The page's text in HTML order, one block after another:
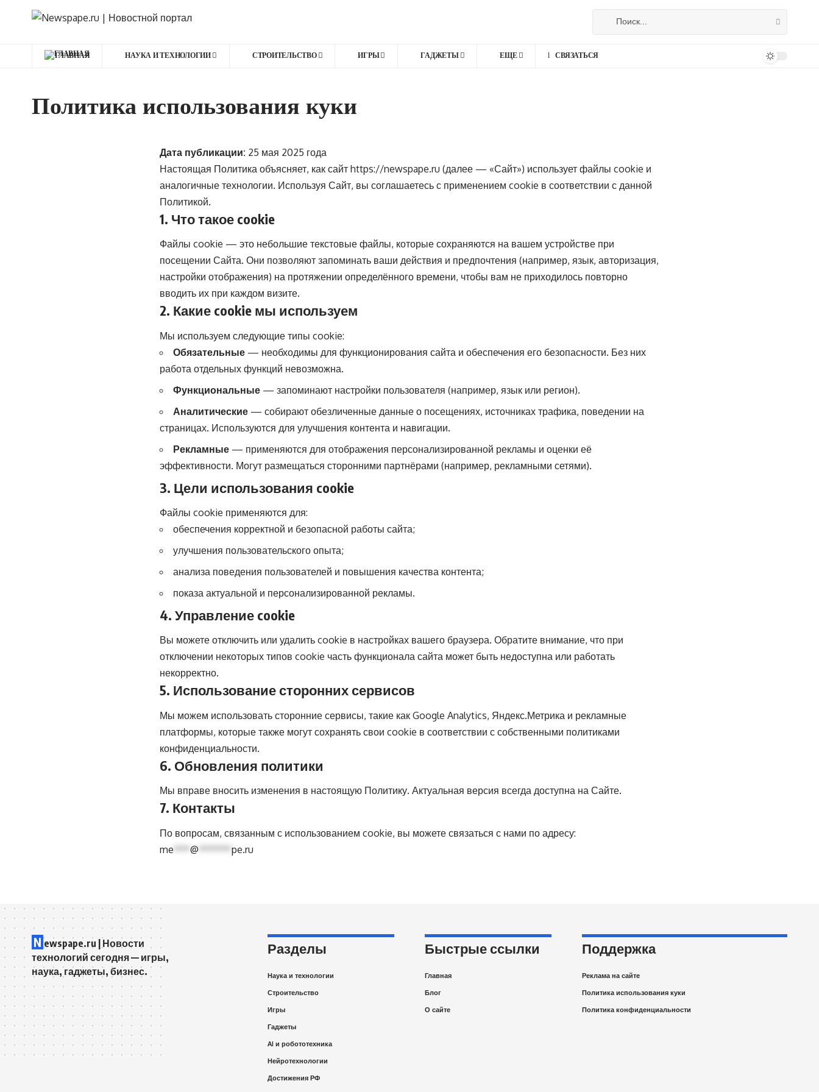
ГЛАВНАЯ НАУКА И ТЕХНОЛОГИИ СТРОИТЕЛЬСТВО ИГРЫ ГАДЖЕТЫ ЕЩЕ СВЯЗАТЬСЯ
Политика использования куки
Дата публикации: 25 мая 2025 года
Настоящая Политика объясняет, как сайт https://newspape.ru (далее — «Сайт») использует файлы cookie и
аналогичные технологии. Используя Сайт, вы соглашаетесь с применением cookie в соответствии с данной
Политикой.
1. Что такое cookie
Файлы cookie — это небольшие текстовые файлы, которые сохраняются на вашем устройстве при
посещении Сайта. Они позволяют запоминать ваши действия и предпочтения (например, язык, авторизация,
настройки отображения) на протяжении определённого времени, чтобы вам не приходилось повторно
вводить их при каждом визите.
2. Какие cookie мы используем
Мы используем следующие типы cookie:
Обязательные — необходимы для функционирования сайта и обеспечения его безопасности. Без них
работа отдельных функций невозможна.
Функциональные — запоминают настройки пользователя (например, язык или регион).
Аналитические — собирают обезличенные данные о посещениях, источниках трафика, поведении на
страницах. Используются для улучшения контента и навигации.
Рекламные — применяются для отображения персонализированной рекламы и оценки её
эффективности. Могут размещаться сторонними партнёрами (например, рекламными сетями).
3. Цели использования cookie
Файлы cookie применяются для:
обеспечения корректной и безопасной работы сайта;
улучшения пользовательского опыта;
анализа поведения пользователей и повышения качества контента;
показа актуальной и персонализированной рекламы.
4. Управление cookie
Вы можете отключить или удалить cookie в настройках вашего браузера. Обратите внимание, что при
отключении некоторых типов cookie часть функционала сайта может быть недоступна или работать
некорректно.
5. Использование сторонних сервисов
Мы можем использовать сторонние сервисы, такие как Google Analytics, Яндекс.Метрика и рекламные
платформы, которые также могут сохранять свои cookie в соответствии с собственными политиками
конфиденциальности.
6. Обновления политики
Мы вправе вносить изменения в настоящую Политику. Актуальная версия всегда доступна на Сайте.
7. Контакты
По вопросам, связанным с использованием cookie, вы можете связаться с нами по адресу:
me
@ pe.ru
N ewspape.ru | Новости
технологий сегодня — игры,
наука, гаджеты, бизнес.
Разделы
Наука и технологии
Строительство
Игры
Гаджеты
AI и робототехника
Нейротехнологии
Достижения РФ
Быстрые ссылки
Главная
Блог
О сайте
Поддержка
Реклама на сайте
Политика использования куки
Политика конфиденциальности